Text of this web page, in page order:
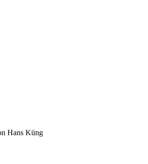
Hans Küng